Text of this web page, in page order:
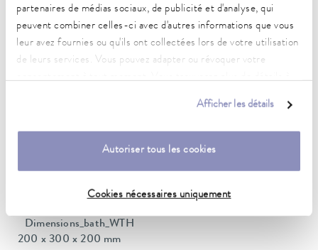
partenaires de médias sociaux, de publicité et d'analyse, qui
peuvent combiner celles-ci avec d'autres informations que vous
leur avez fournies ou qu'ils ont collectées lors de votre utilisation
de leurs services. Vous pouvez adapter ou révoquer votre
Afficher les détails
Autoriser tous les cookies
Cookies nécessaires uniquement
5 ... 40 °C
Constance de la température
0,05 ± K
Puissance absorbée max.
Dimensions_bath_WTH
200 x 300 x 200 mm